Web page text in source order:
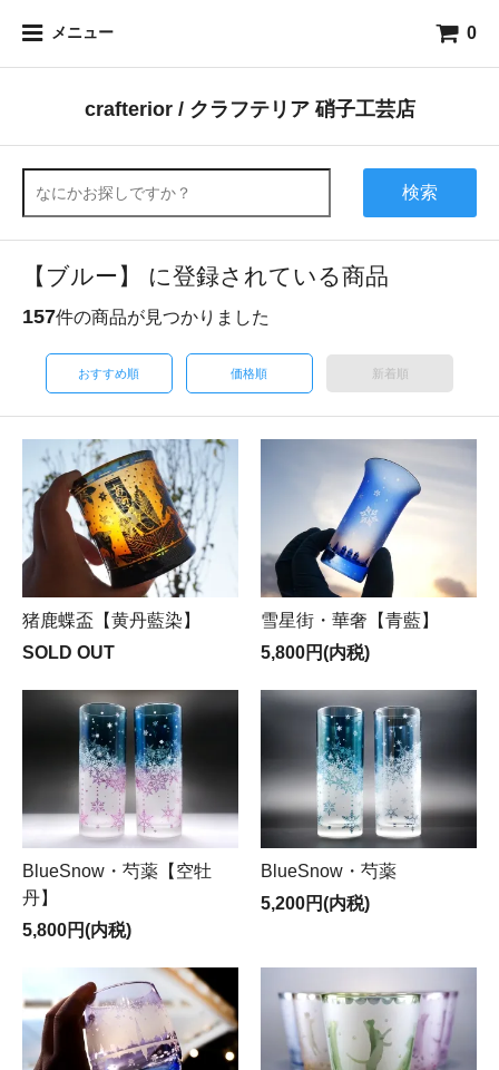
メニュー 0
crafterior / クラフテリア 硝子工芸店
検索
【ブルー】 に登録されている商品
157件の商品が見つかりました
おすすめ順 価格順 新着順
猪鹿蝶盃【黄丹藍染】
SOLD OUT
雪星街・華奢【青藍】
5,800円(内税)
BlueSnow・芍薬【空牡
丹】
5,800円(内税)
BlueSnow・芍薬
5,200円(内税)